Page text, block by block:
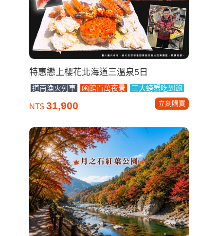
特惠戀上櫻花北海道三溫泉5日
道南漁火列車 函館百萬夜景 三大螃蟹吃到飽
NT$31,900 立刻購買